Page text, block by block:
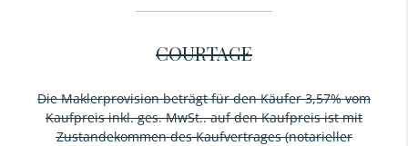
COURTAGE
Die Maklerprovision beträgt für den Käufer 3,57% vom
Kaufpreis inkl. ges. MwSt.. auf den Kaufpreis ist mit
Zustandekommen des Kaufvertrages (notarieller